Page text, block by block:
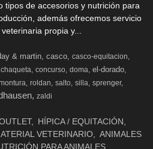
tipos de accesorios y nutrición para
además ofrecemos servicio
propia y...
& martin casco
casco-equitacion
chaqueta concurso doma el-dorado
roldan salto silla sprenger
zaldi
HÍPICA / EQUITACIÓN
VETERINARIO
ANIMALES
PARA ANIMALES